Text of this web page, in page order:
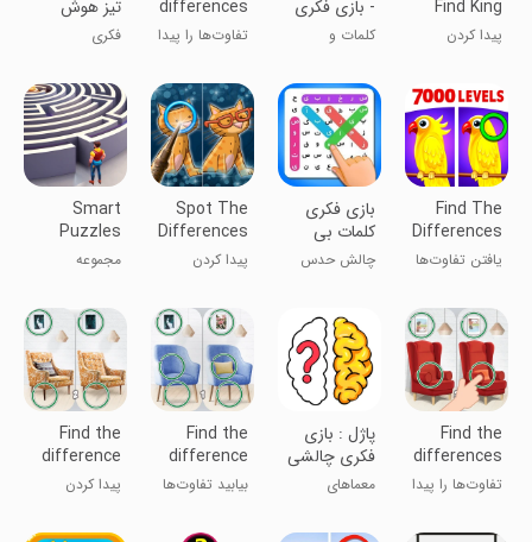
Find King
پیدا کردن
- بازی فکری
جذاب
کلمات و
differences
تفاوت‌ها را پیدا
تیز هوش
فکری
Find The
Differences
- Spot it
یافتن تفاوت‌ها
بازی فکری
کلمات بی
نهایت
چالش حدس
Spot The
Differences
پیدا کردن
عکس
Smart
Puzzles
Collection
مجموعه
هوشمند
Find the
differences
+750
تفاوت‌ها را پیدا
پاژل : بازی
فکری چالشی
و سخت
معماهای
فکر کن
Find the
difference
750+
بیابید تفاوت‌ها
Find the
difference
1000+
پیدا کردن